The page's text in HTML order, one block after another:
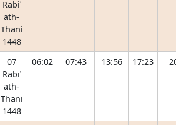
Rabiʿ
ath-
Thani
1448
07
Rabiʿ
ath-
Thani
1448
06:02 07:43 13:56 17:23